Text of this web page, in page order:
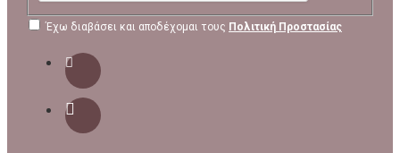
Έχω διαβάσει και αποδέχομαι τους Πολιτική Προστασίας